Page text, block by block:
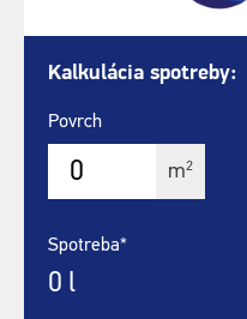
Kalkulácia spotreby:
Povrch
m2
Spotreba*
0 l